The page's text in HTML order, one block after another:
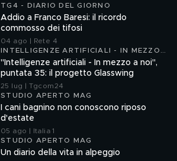
TG4 - DIARIO DEL GIORNO
Addio a Franco Baresi: il ricordo
commosso dei tifosi
04 ago | Rete 4
INTELLIGENZE ARTIFICIALI - IN MEZZO
A NOI
"Intelligenze artificiali - In mezzo a noi",
puntata 35: il progetto Glasswing
25 lug | Tgcom24
STUDIO APERTO MAG
I cani bagnino non conoscono riposo
d'estate
05 ago | Italia 1
STUDIO APERTO MAG
Un diario della vita in alpeggio